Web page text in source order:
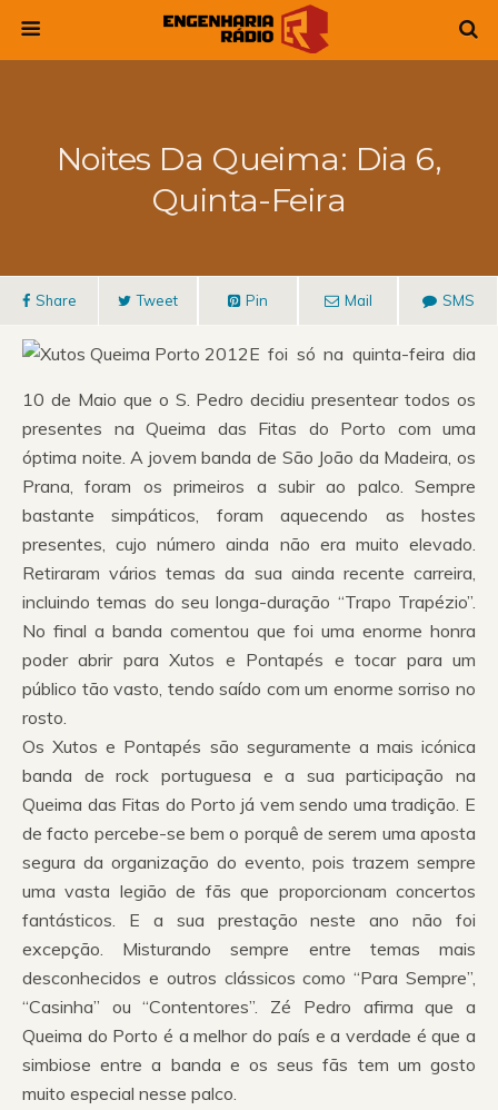
Noites Da Queima: Dia 6,
Quinta-Feira
Share Tweet Pin Mail SMS
E foi só na quinta-feira dia
10 de Maio que o S. Pedro decidiu presentear todos os
presentes na Queima das Fitas do Porto com uma
óptima noite. A jovem banda de São João da Madeira, os
Prana, foram os primeiros a subir ao palco. Sempre
bastante simpáticos, foram aquecendo as hostes
presentes, cujo número ainda não era muito elevado.
Retiraram vários temas da sua ainda recente carreira,
incluindo temas do seu longa-duração “Trapo Trapézio”.
No final a banda comentou que foi uma enorme honra
poder abrir para Xutos e Pontapés e tocar para um
público tão vasto, tendo saído com um enorme sorriso no
rosto.
Os Xutos e Pontapés são seguramente a mais icónica
banda de rock portuguesa e a sua participação na
Queima das Fitas do Porto já vem sendo uma tradição. E
de facto percebe-se bem o porquê de serem uma aposta
segura da organização do evento, pois trazem sempre
uma vasta legião de fãs que proporcionam concertos
fantásticos. E a sua prestação neste ano não foi
excepção. Misturando sempre entre temas mais
desconhecidos e outros clássicos como “Para Sempre”,
“Casinha” ou “Contentores”. Zé Pedro afirma que a
Queima do Porto é a melhor do país e a verdade é que a
simbiose entre a banda e os seus fãs tem um gosto
muito especial nesse palco.